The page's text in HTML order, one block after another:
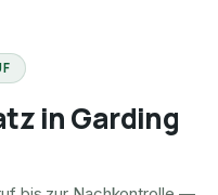
in Garding